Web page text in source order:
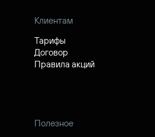
Клиентам
Тарифы
Договор
Правила акций
Полезное